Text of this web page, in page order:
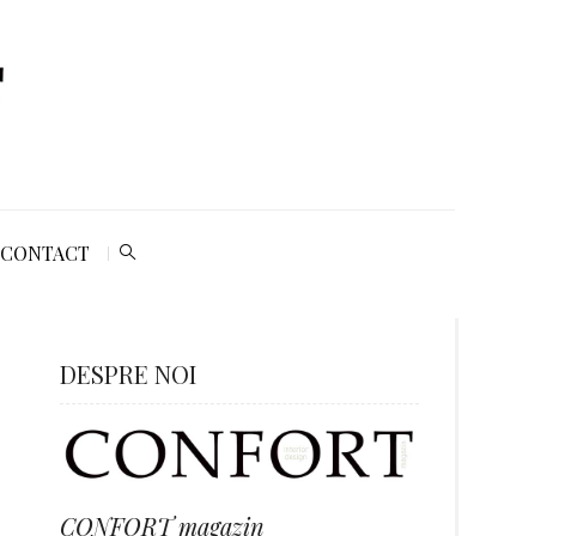
CONTACT
DESPRE NOI
CONFORT magazin